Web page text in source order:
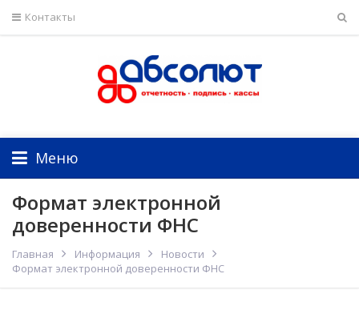
Контакты
Меню
Формат электронной
доверенности ФНС
Главная Информация
Новости
Формат электронной доверенности ФНС